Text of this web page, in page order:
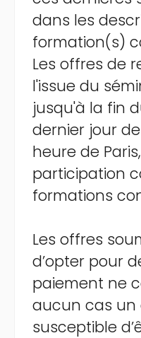
dans les
formation(s)
Les offres de
l'issue du
jusqu'à la fin
dernier jour
heure de
participation
formations
Les offres
d’opter pour
paiement ne
aucun cas
susceptible